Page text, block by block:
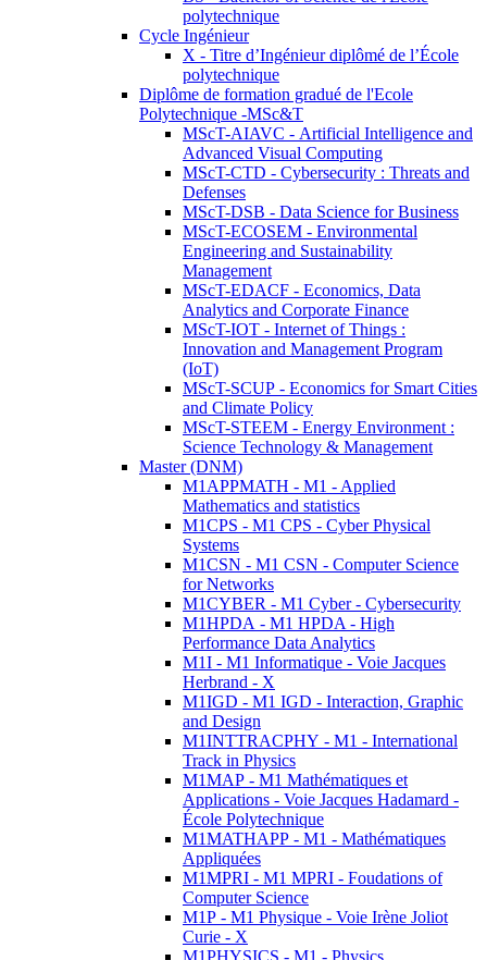
polytechnique
Cycle Ingénieur
X - Titre d’Ingénieur diplômé de l’École
polytechnique
Diplôme de formation gradué de l'Ecole
Polytechnique -MSc&T
MScT-AIAVC - Artificial Intelligence and
Advanced Visual Computing
MScT-CTD - Cybersecurity : Threats and
Defenses
MScT-DSB - Data Science for Business
MScT-ECOSEM - Environmental
Engineering and Sustainability
Management
MScT-EDACF - Economics, Data
Analytics and Corporate Finance
MScT-IOT - Internet of Things :
Innovation and Management Program
(IoT)
MScT-SCUP - Economics for Smart Cities
and Climate Policy
MScT-STEEM - Energy Environment :
Science Technology & Management
Master (DNM)
M1APPMATH - M1 - Applied
Mathematics and statistics
M1CPS - M1 CPS - Cyber Physical
Systems
M1CSN - M1 CSN - Computer Science
for Networks
M1CYBER - M1 Cyber - Cybersecurity
M1HPDA - M1 HPDA - High
Performance Data Analytics
M1I - M1 Informatique - Voie Jacques
Herbrand - X
M1IGD - M1 IGD - Interaction, Graphic
and Design
M1INTTRACPHY - M1 - International
Track in Physics
M1MAP - M1 Mathématiques et
Applications - Voie Jacques Hadamard -
École Polytechnique
M1MATHAPP - M1 - Mathématiques
Appliquées
M1MPRI - M1 MPRI - Foudations of
Computer Science
M1P - M1 Physique - Voie Irène Joliot
Curie - X
M1PHYSICS - M1 - Physics